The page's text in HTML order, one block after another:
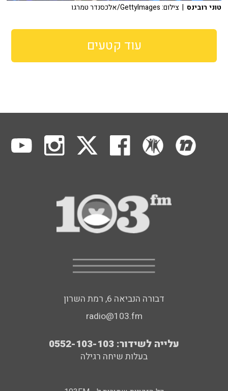
טוני רובינס | צילום: GettyImages/אלכסנדר טמרגו
עוד קטעים
דבורה הנביאה 6, רמת השרון
radio@103.fm
עלייה לשידור: 0552-103-103
בעלות שיחה רגילה